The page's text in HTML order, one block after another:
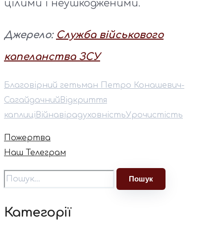
цілими і неушкодженими.
Джерело: Служба військового
капеланства ЗСУ
Благовірний гетьман Петро Конашевич-
Сагайдачний Відкриття
каплиці ВійнавірадуховністьУрочистість
Пожертва
Наш Телеграм
Категорії